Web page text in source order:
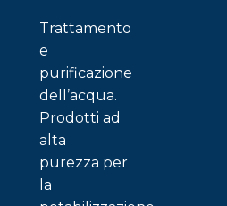
Trattamento
e
purificazione
dell’acqua.
Prodotti ad
alta
purezza per
la